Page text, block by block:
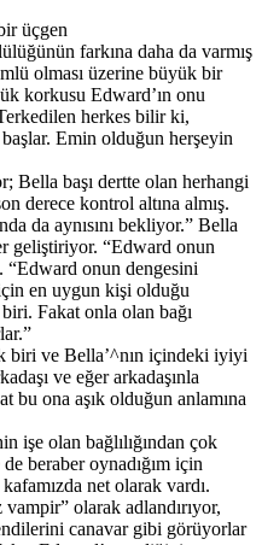
üçgen
farkına daha da varmış
olması üzerine büyük bir
korkusu Edward’ın onu
herkes bilir ki,
Emin olduğun herşeyin
Bella başı dertte olan herhangi
derece kontrol altına almış.
da aynısını bekliyor.” Bella
geliştiriyor. “Edward onun
onun dengesini
en uygun kişi olduğu
Fakat onla olan bağı
biri ve Bella’^nın içindeki iyiyi
ve eğer arkadaşınla
bu ona aşık olduğun anlamına
işe olan bağlılığından çok
beraber oynadığım için
net olarak vardı.
olarak adlandırıyor,
canavar gibi görüyorlar